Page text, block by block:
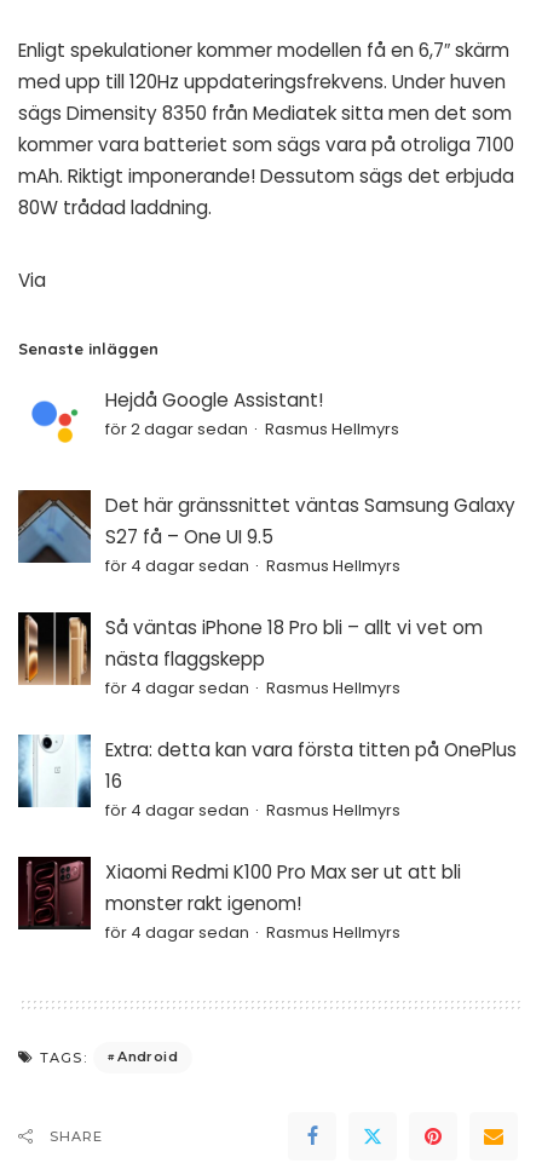
Enligt spekulationer kommer modellen få en 6,7″ skärm
med upp till 120Hz uppdateringsfrekvens. Under huven
sägs Dimensity 8350 från Mediatek sitta men det som
kommer vara batteriet som sägs vara på otroliga 7100
mAh. Riktigt imponerande! Dessutom sägs det erbjuda
80W trådad laddning.
Via
Senaste inläggen
Hejdå Google Assistant!
för 2 dagar sedan Rasmus Hellmyrs
Det här gränssnittet väntas Samsung Galaxy
S27 få – One UI 9.5
för 4 dagar sedan Rasmus Hellmyrs
Så väntas iPhone 18 Pro bli – allt vi vet om
nästa flaggskepp
för 4 dagar sedan Rasmus Hellmyrs
Extra: detta kan vara första titten på OnePlus
16
för 4 dagar sedan Rasmus Hellmyrs
Xiaomi Redmi K100 Pro Max ser ut att bli
monster rakt igenom!
för 4 dagar sedan Rasmus Hellmyrs
TAGS: Android
SHARE